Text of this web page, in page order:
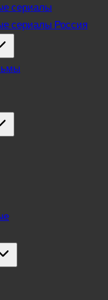
сериалы
сериалы Россия